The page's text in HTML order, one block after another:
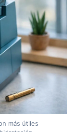
más útiles